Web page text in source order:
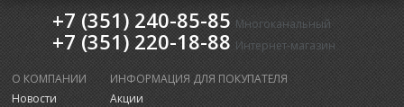
+7 (351) 240-85-85 Многоканальный
+7 (351) 220-18-88 Интернет-магазин
О КОМПАНИИ
Новости
ИНФОРМАЦИЯ ДЛЯ ПОКУПАТЕЛЯ
Акции